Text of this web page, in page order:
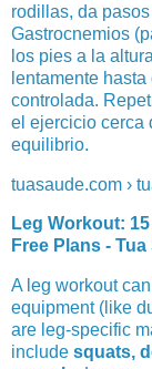
rodillas, da
Gastrocnemios
los pies a la
lentamente
controlada.
el ejercicio cerca
equilibrio.
tuasaude.com ›
Leg Workout:
Free Plans -
A leg workout
equipment (like
are leg-specific
include squats,